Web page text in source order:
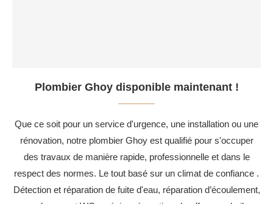
Plombier Ghoy disponible maintenant !
Que ce soit pour un service d'urgence, une installation ou une
rénovation, notre plombier Ghoy est qualifié pour s'occuper
des travaux de manière rapide, professionnelle et dans le
respect des normes. Le tout basé sur un climat de confiance .
Détection et réparation de fuite d'eau, réparation d’écoulement,